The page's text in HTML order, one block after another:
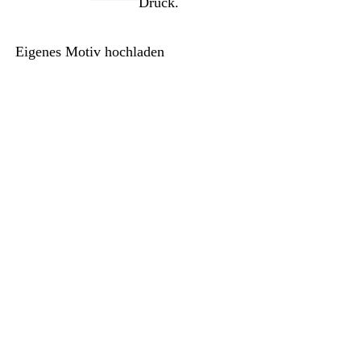
Eigenes Motiv hochladen